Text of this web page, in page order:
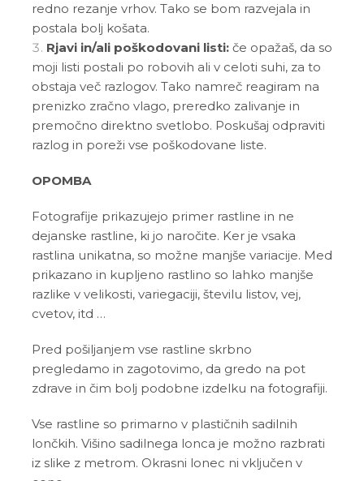
redno rezanje vrhov. Tako se bom razvejala in
postala bolj košata.
Rjavi in/ali poškodovani listi: če opažaš, da so
moji listi postali po robovih ali v celoti suhi, za to
obstaja več razlogov. Tako namreč reagiram na
prenizko zračno vlago, preredko zalivanje in
premočno direktno svetlobo. Poskušaj odpraviti
razlog in poreži vse poškodovane liste.
OPOMBA
Fotografije prikazujejo primer rastline in ne
dejanske rastline, ki jo naročite. Ker je vsaka
rastlina unikatna, so možne manjše variacije. Med
prikazano in kupljeno rastlino so lahko manjše
razlike v velikosti, variegaciji, številu listov, vej,
cvetov, itd …
Pred pošiljanjem vse rastline skrbno
pregledamo in zagotovimo, da gredo na pot
zdrave in čim bolj podobne izdelku na fotografiji.
Vse rastline so primarno v plastičnih sadilnih
lončkih. Višino sadilnega lonca je možno razbrati
iz slike z metrom. Okrasni lonec ni vključen v